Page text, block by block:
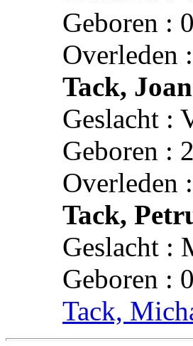
Geboren :
Overleden
Tack,
Geslacht :
Geboren :
Overleden
Tack,
Geslacht :
Geboren :
Tack,